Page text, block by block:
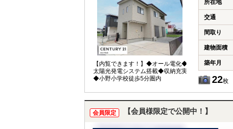
【内覧できます！】◆オール電化◆
太陽光発電システム搭載◆収納充実
◆小野小学校徒歩5分圏内
所在地
交通
間取り
建物面積
築年月
22枚
会員限定 【会員様限定で公開中！】